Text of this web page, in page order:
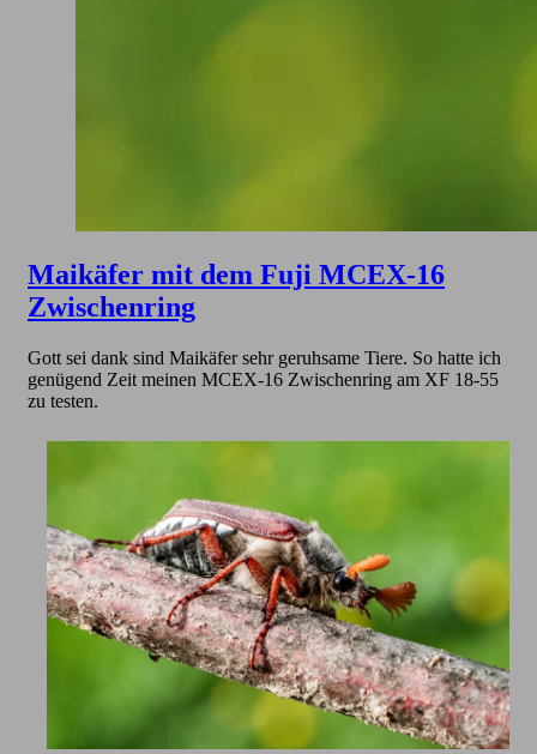
Maikäfer mit dem Fuji MCEX-16
Zwischenring
Gott sei dank sind Maikäfer sehr geruhsame Tiere. So hatte ich
genügend Zeit meinen MCEX-16 Zwischenring am XF 18-55
zu testen.